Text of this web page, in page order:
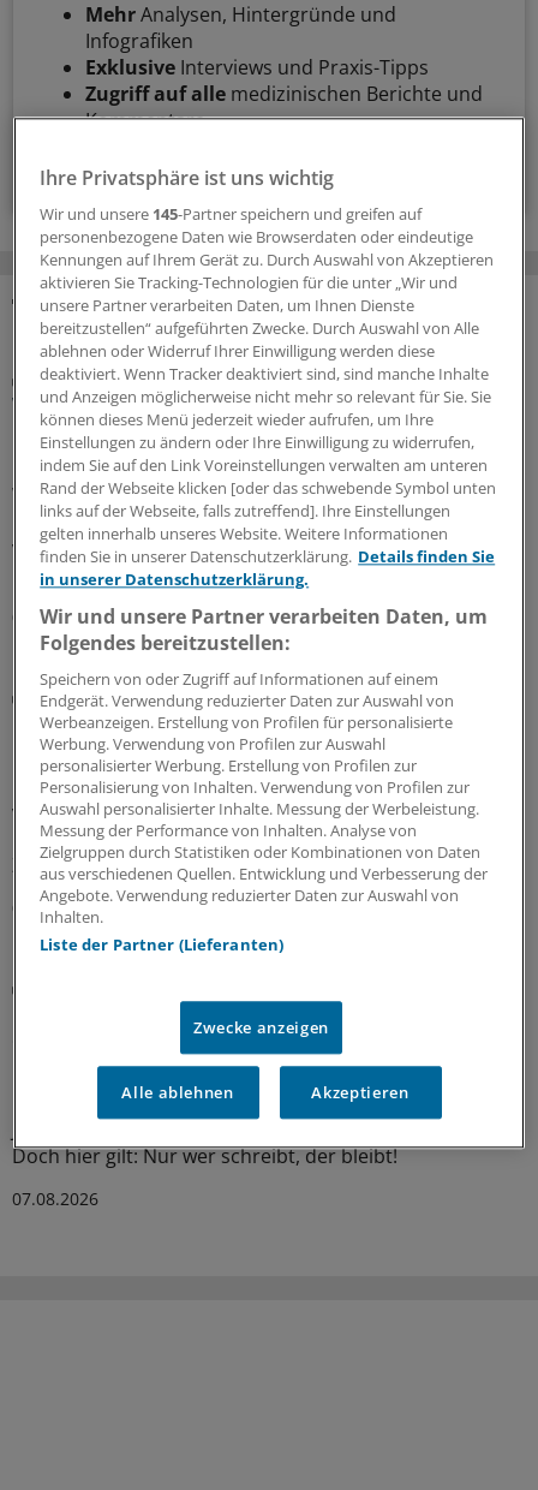
MehrAnalysen, Hintergründe und
Infografiken
Exklusive Interviews und Praxis-Tipps
Zugriff auf alle medizinischen Berichte und
Kommentare
Voraussetzungen für den Zugang
MEHR ZUM THEMA
Dermatologin Yael Adler gibt Tipps
Wie man Hypochondern in der Praxis am besten
begegnet
Hypochonder sind für jede Praxis eine Herausforderung.
Wie man sie kommunikativ auffängt und wie man die
Balance zwischen guter Versorgung und Vermeidung
von Überdiagnostik wahrt, erklärt KolleginYael Adlerim
Interview.
09.08.2026
Notfallversorgung
Neuer Bereitschaftsdienst in Nordrhein ist ein
Erfolgsmodell
In nur zwölf Stunden waren die 6.000 Fahrdienste
vergeben: Der neu strukturierte ärztliche
Bereitschaftsdienst in Nordrhein wird gut angenommen.
Zuständig sind spezielle Kooperationsmediziner.
07.08.2026
KV Rheinland-Pfalz rät prophylaktisch weiterhin
ePA-Befüllung abzurechnen
Honorar für ePA-Befüllung ist seit August Geschichte.
Nicht so bei den Zahnärzten, die dürfen noch bis
Doch hier gilt: Nur wer schreibt, der bleibt!
07.08.2026
Ihre Privatsphäre ist uns wichtig
Wir und unsere 145-Partner speichern und greifen auf
personenbezogene Daten wie Browserdaten oder eindeutige
Kennungen auf Ihrem Gerät zu. Durch Auswahl von Akzeptieren
aktivieren Sie Tracking-Technologien für die unter „Wir und
unsere Partner verarbeiten Daten, um Ihnen Dienste
bereitzustellen“ aufgeführten Zwecke. Durch Auswahl von Alle
ablehnen oder Widerruf Ihrer Einwilligung werden diese
deaktiviert. Wenn Tracker deaktiviert sind, sind manche Inhalte
und Anzeigen möglicherweise nicht mehr so relevant für Sie. Sie
können dieses Menü jederzeit wieder aufrufen, um Ihre
Einstellungen zu ändern oder Ihre Einwilligung zu widerrufen,
indem Sie auf den Link Voreinstellungen verwalten am unteren
Rand der Webseite klicken [oder das schwebende Symbol unten
links auf der Webseite, falls zutreffend]. Ihre Einstellungen
gelten innerhalb unseres Website. Weitere Informationen
finden Sie in unserer Datenschutzerklärung. Details finden Sie
in unserer Datenschutzerklärung.
Wir und unsere Partner verarbeiten Daten, um
Folgendes bereitzustellen:
Speichern von oder Zugriff auf Informationen auf einem
Endgerät. Verwendung reduzierter Daten zur Auswahl von
Werbeanzeigen. Erstellung von Profilen für personalisierte
Werbung. Verwendung von Profilen zur Auswahl
personalisierter Werbung. Erstellung von Profilen zur
Personalisierung von Inhalten. Verwendung von Profilen zur
Auswahl personalisierter Inhalte. Messung der Werbeleistung.
Messung der Performance von Inhalten. Analyse von
Zielgruppen durch Statistiken oder Kombinationen von Daten
aus verschiedenen Quellen. Entwicklung und Verbesserung der
Angebote. Verwendung reduzierter Daten zur Auswahl von
Inhalten.
Liste der Partner (Lieferanten)
Zwecke anzeigen
Alle ablehnen Akzeptieren